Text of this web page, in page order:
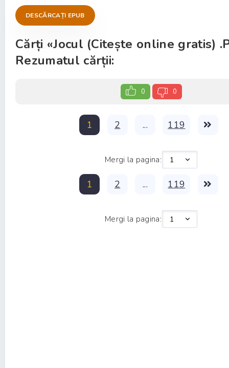
DESCĂRCAȚI EPUB
Cărți «Jocul (Citește online gratis)
Rezumatul cărții:
0 0
1 2 ... 119
Mergi la pagina:
1 2 ... 119
Mergi la pagina: